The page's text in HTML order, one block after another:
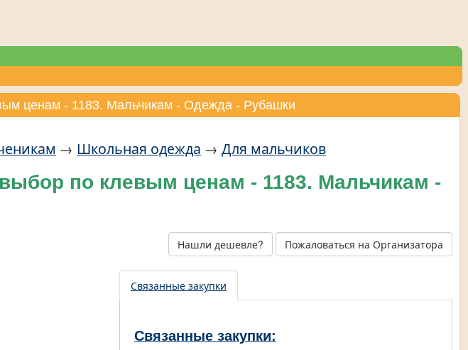
ценам - 1183. Мальчикам - Одежда - Рубашки
→ Школьная одежда → Для мальчиков
по клевым ценам - 1183. Мальчикам -
Нашли дешевле? Пожаловаться на Организатора
Связанные закупки
Связанные закупки: